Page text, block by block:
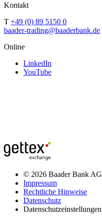
Kontakt
T +49 (0) 89 5150 0
baader-trading@baaderbank.de
Online
LinkedIn
YouTube
© 2026 Baader Bank AG
Impressum
Rechtliche Hinweise
Datenschutz
Datenschutzeinstellungen